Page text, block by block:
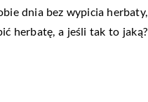
dnia bez wypicia herbaty,
herbatę, a jeśli tak to jaką?